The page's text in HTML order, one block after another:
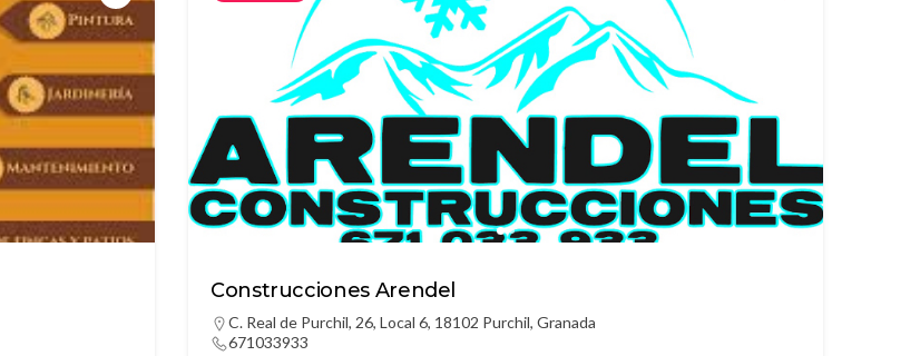
Construcciones Arendel
C. Real de Purchil, 26, Local 6, 18102 Purchil, Granada
671033933